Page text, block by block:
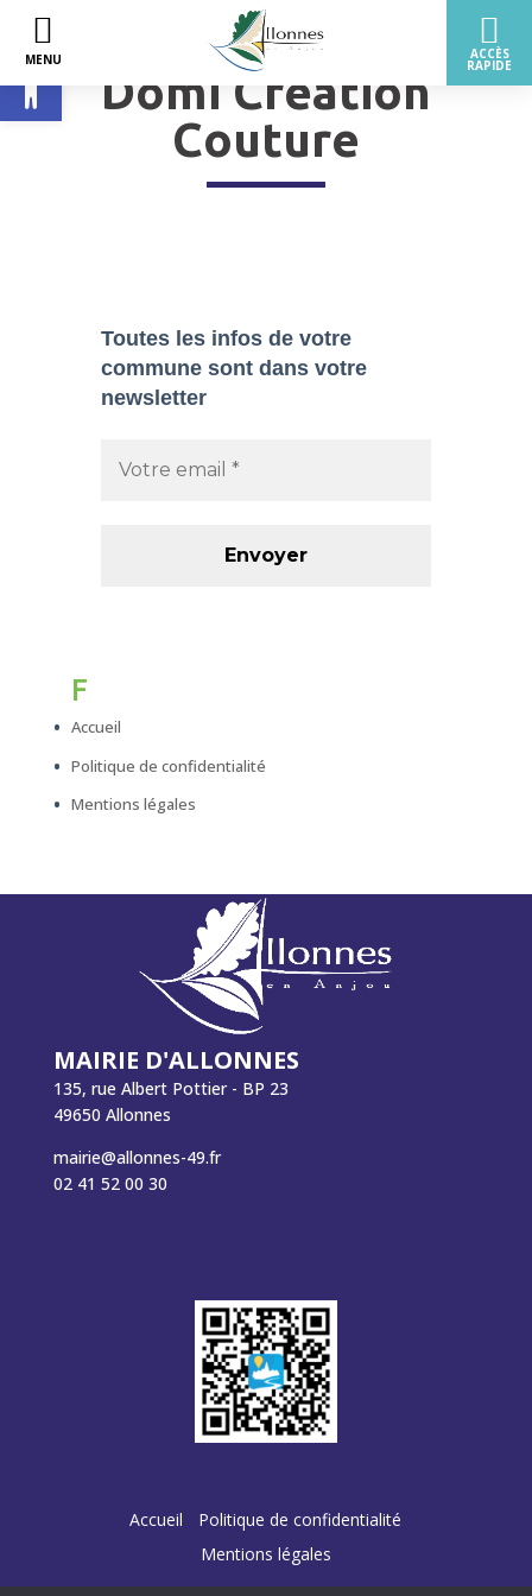
Ouvrir la barre d’outils
Domi Création
Couture
Toutes les infos de votre
commune sont dans votre
newsletter
F
Accueil
Politique de confidentialité
Mentions légales
MAIRIE D'ALLONNES
135, rue Albert Pottier - BP 23
49650 Allonnes
mairie@allonnes-49.fr
02 41 52 00 30
Accueil
Politique de confidentialité
Mentions légales